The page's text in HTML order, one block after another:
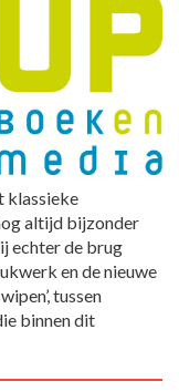
klassieke
altijd bijzonder
echter de brug
en de nieuwe
tussen
binnen dit